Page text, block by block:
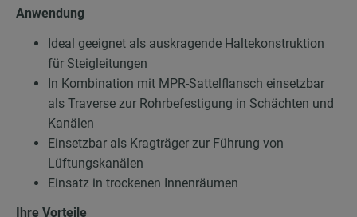
Anwendung
Ideal geeignet als auskragende Haltekonstruktion
für Steigleitungen
In Kombination mit MPR-Sattelflansch einsetzbar
als Traverse zur Rohrbefestigung in Schächten und
Kanälen
Einsetzbar als Kragträger zur Führung von
Lüftungskanälen
Einsatz in trockenen Innenräumen
Ihre Vorteile